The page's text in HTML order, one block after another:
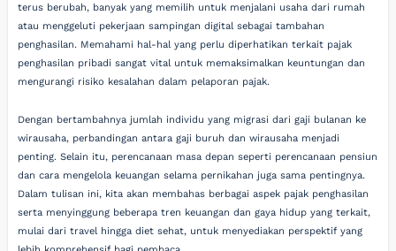
terus berubah, banyak yang memilih untuk menjalani usaha dari rumah
atau menggeluti pekerjaan sampingan digital sebagai tambahan
penghasilan. Memahami hal-hal yang perlu diperhatikan terkait pajak
penghasilan pribadi sangat vital untuk memaksimalkan keuntungan dan
mengurangi risiko kesalahan dalam pelaporan pajak.
Dengan bertambahnya jumlah individu yang migrasi dari gaji bulanan ke
wirausaha, perbandingan antara gaji buruh dan wirausaha menjadi
penting. Selain itu, perencanaan masa depan seperti perencanaan pensiun
dan cara mengelola keuangan selama pernikahan juga sama pentingnya.
Dalam tulisan ini, kita akan membahas berbagai aspek pajak penghasilan
serta menyinggung beberapa tren keuangan dan gaya hidup yang terkait,
mulai dari travel hingga diet sehat, untuk menyediakan perspektif yang